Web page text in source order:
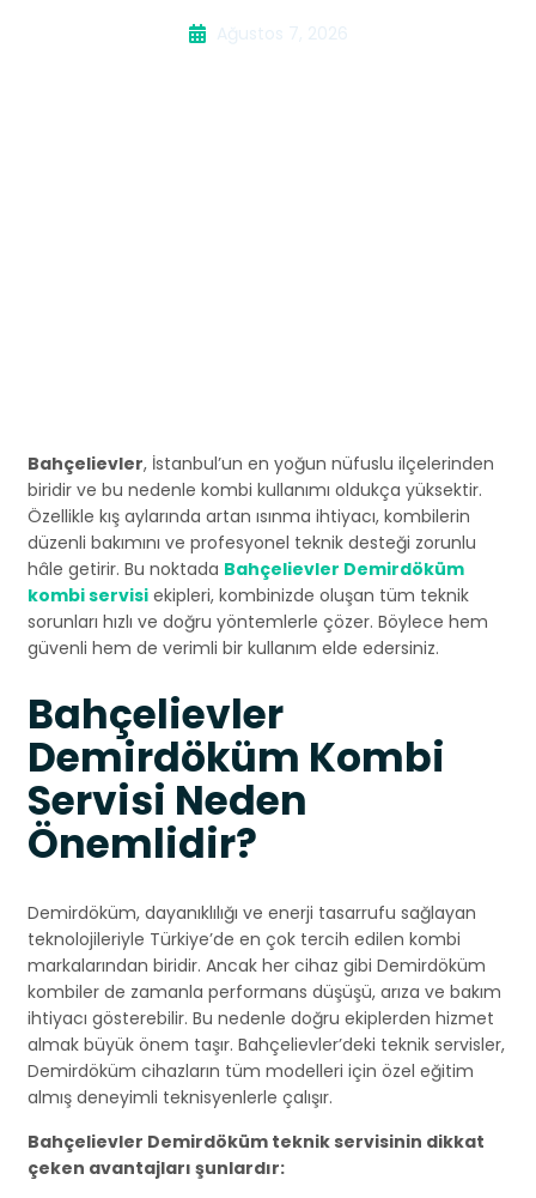
Ağustos 7, 2026
Bahçelievler, İstanbul’un en yoğun nüfuslu ilçelerinden
biridir ve bu nedenle kombi kullanımı oldukça yüksektir.
Özellikle kış aylarında artan ısınma ihtiyacı, kombilerin
düzenli bakımını ve profesyonel teknik desteği zorunlu
hâle getirir. Bu noktada Bahçelievler Demirdöküm
kombi servisi ekipleri, kombinizde oluşan tüm teknik
sorunları hızlı ve doğru yöntemlerle çözer. Böylece hem
güvenli hem de verimli bir kullanım elde edersiniz.
Bahçelievler
Demirdöküm Kombi
Servisi Neden
Önemlidir?
Demirdöküm, dayanıklılığı ve enerji tasarrufu sağlayan
teknolojileriyle Türkiye’de en çok tercih edilen kombi
markalarından biridir. Ancak her cihaz gibi Demirdöküm
kombiler de zamanla performans düşüşü, arıza ve bakım
ihtiyacı gösterebilir. Bu nedenle doğru ekiplerden hizmet
almak büyük önem taşır. Bahçelievler’deki teknik servisler,
Demirdöküm cihazların tüm modelleri için özel eğitim
almış deneyimli teknisyenlerle çalışır.
Bahçelievler Demirdöküm teknik servisinin dikkat
çeken avantajları şunlardır: